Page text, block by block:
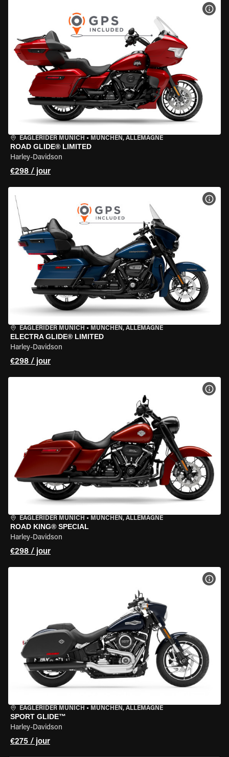
EAGLERIDER MUNICH • MÜNCHEN, ALLEMAGNE
ROAD GLIDE® LIMITED
Harley-Davidson
€298 / jour
EAGLERIDER MUNICH • MÜNCHEN, ALLEMAGNE
ELECTRA GLIDE® LIMITED
Harley-Davidson
€298 / jour
EAGLERIDER MUNICH • MÜNCHEN, ALLEMAGNE
ROAD KING® SPECIAL
Harley-Davidson
€298 / jour
EAGLERIDER MUNICH • MÜNCHEN, ALLEMAGNE
SPORT GLIDE™
Harley-Davidson
€275 / jour